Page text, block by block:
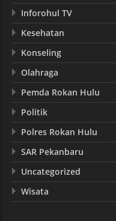
Inforohul TV
Kesehatan
Konseling
Olahraga
Pemda Rokan Hulu
Politik
Polres Rokan Hulu
SAR Pekanbaru
Uncategorized
Wisata